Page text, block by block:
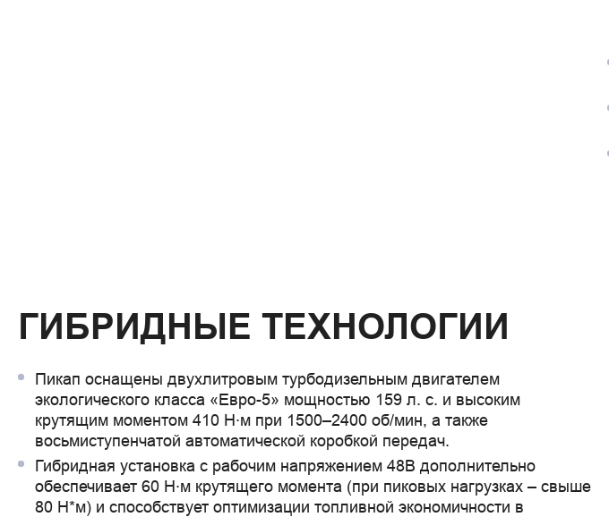
ГИБРИДНЫЕ ТЕХНОЛОГИИ
Пикап оснащены двухлитровым турбодизельным двигателем
экологического класса «Евро-5» мощностью 159 л. с. и высоким
крутящим моментом 410 Н∙м при 1500–2400 об/мин, а также
восьмиступенчатой автоматической коробкой передач.
Гибридная установка с рабочим напряжением 48В дополнительно
обеспечивает 60 Н∙м крутящего момента (при пиковых нагрузках – свыше
80 Н*м) и способствует оптимизации топливной экономичности в